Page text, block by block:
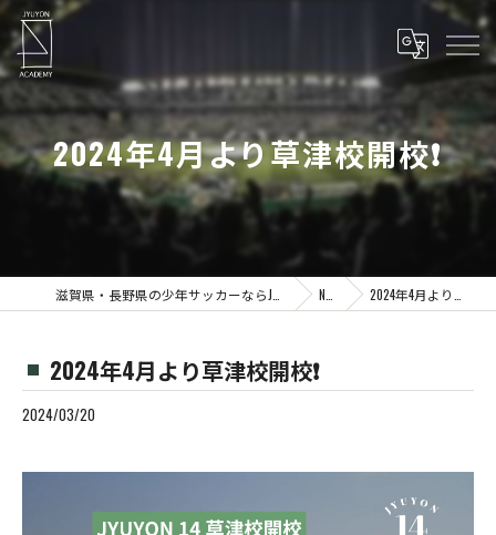
2024年4月より草津校開校❗️
News 2024年4月より草津校開校❗️
2024年4月より草津校開校❗️
2024/03/20